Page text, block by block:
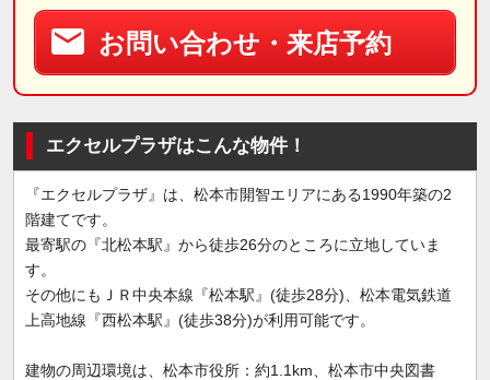
お問い合わせ・来店予約
エクセルプラザはこんな物件！
『エクセルプラザ』は、松本市開智エリアにある1990年築の2
階建てです。
最寄駅の『北松本駅』から徒歩26分のところに立地していま
す。
その他にもＪＲ中央本線『松本駅』(徒歩28分)、松本電気鉄道
上高地線『西松本駅』(徒歩38分)が利用可能です。
建物の周辺環境は、松本市役所：約1.1km、松本市中央図書